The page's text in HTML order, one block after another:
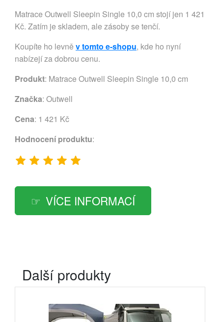
Matrace Outwell Sleepin Single 10,0 cm stojí jen 1 421
Kč. Zatím je skladem, ale zásoby se tenčí.
Koupíte ho levně v tomto e-shopu, kde ho nyní
nabízejí za dobrou cenu.
Produkt: Matrace Outwell Sleepin Single 10,0 cm
Značka: Outwell
Cena: 1 421 Kč
Hodnocení produktu:
VÍCE INFORMACÍ
Další produkty